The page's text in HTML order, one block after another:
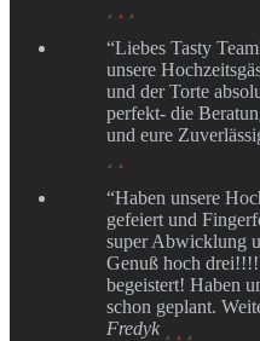
“Liebes Tasty
unsere
und der Torte
perfekt- die
und eure
“Haben unsere
gefeiert und
super Abwicklung
Genuß hoch
begeistert! Haben
schon geplant.
Fredyk